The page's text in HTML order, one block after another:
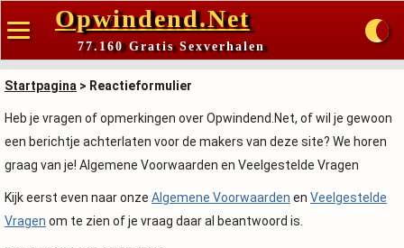
Opwindend.Net
77.160 Gratis Sexverhalen
Startpagina > Reactieformulier
Heb je vragen of opmerkingen over Opwindend.Net, of wil je gewoon
een berichtje achterlaten voor de makers van deze site? We horen
graag van je! Algemene Voorwaarden en Veelgestelde Vragen
Kijk eerst even naar onze Algemene Voorwaarden en Veelgestelde
Vragen om te zien of je vraag daar al beantwoord is.